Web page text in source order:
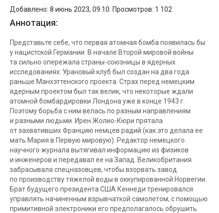
Добавлено: 8 июнь 2023, 09:10. Просмотров: 1 102
Аннотация:
Представьте себе, что первая атомная бомба появилась бы
у нацистской Германии. В начале Второй мировой войны
та сильно опережала страны-союзницы в ядерных
исследованиях: Урановый клуб был создан на два года
раньше Манхэттенского проекта. Страх перед немецким
ядерным проектом был так велик, что некоторые ждали
атомной бомбардировки Лондона уже в конце 1943 г.
Поэтому борьба с ним велась по разным направлениям
и разными людьми. Ирен Жолио-Кюри прятала
от захвативших Францию немцев радий (как это делала ее
мать Мария в Первую мировую). Редактор немецкого
научного журнала вытягивал информацию из физиков
и инженеров и передавал ее на Запад. Великобритания
забрасывала спецназовцев, чтобы взорвать завод
по производству тяжелой воды в оккупированной Норвегии.
Брат будущего президента США Кеннеди тренировался
управлять начиненным взрывчаткой самолетом; с помощью
примитивной электроники его предполагалось обрушить